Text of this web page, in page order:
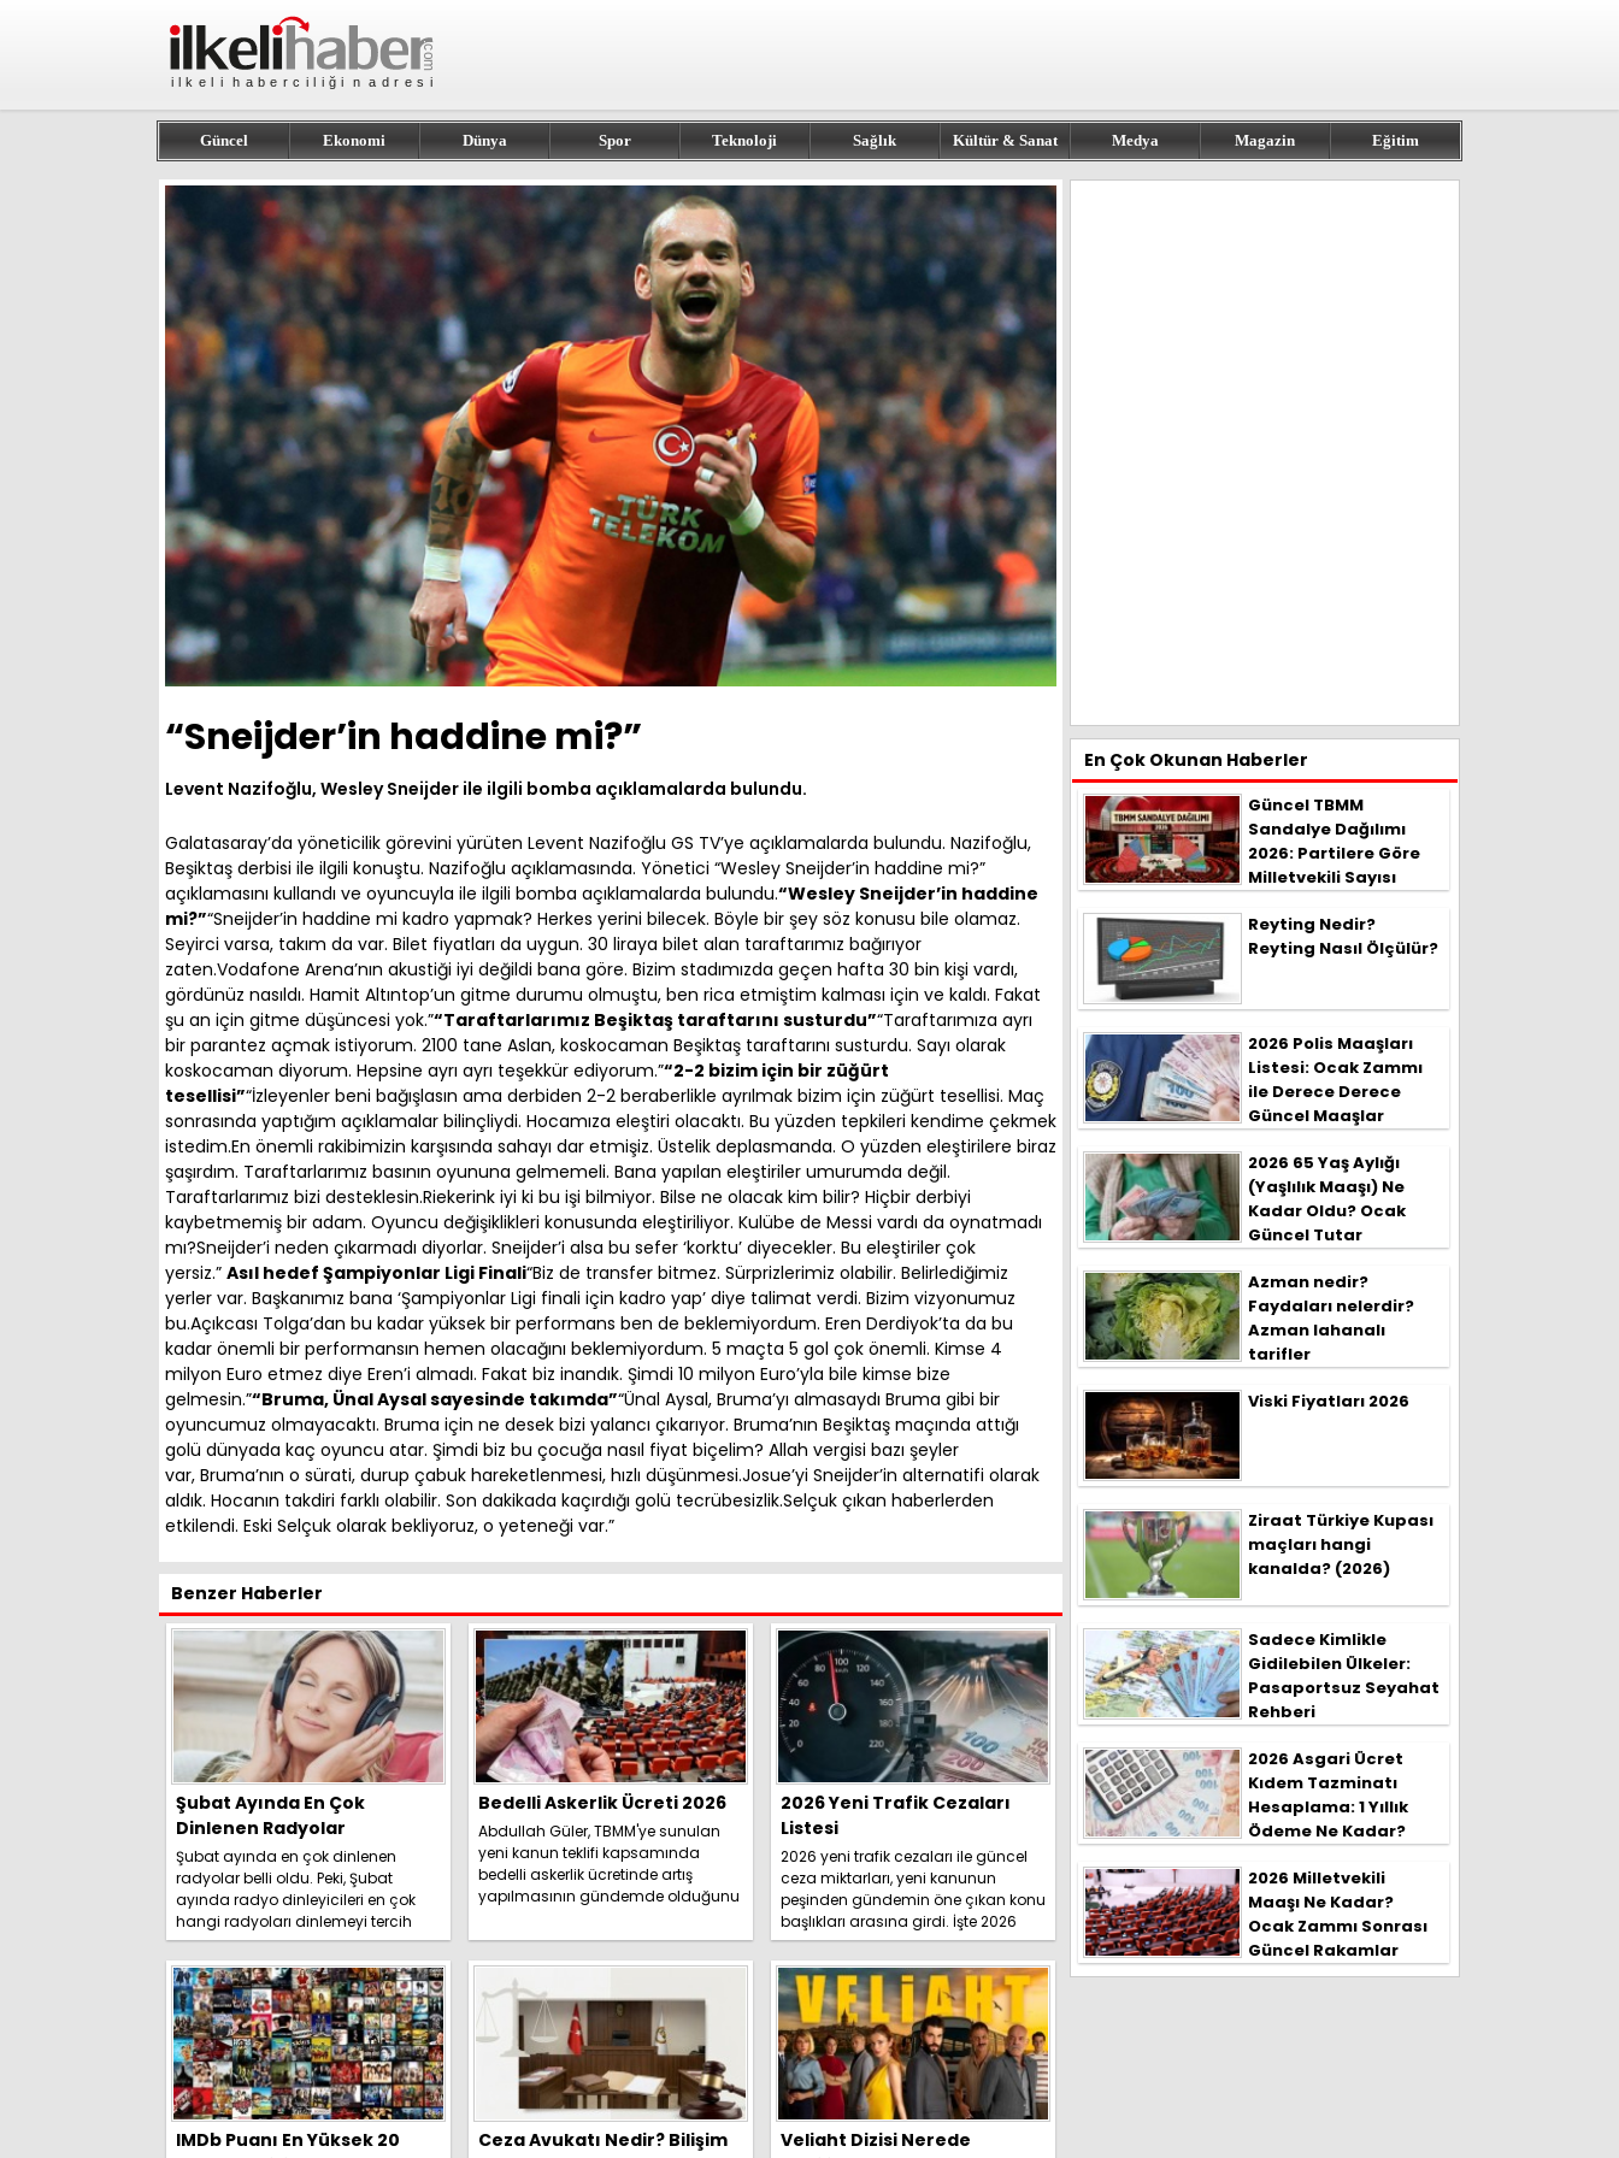
Güncel Ekonomi Dünya Spor Teknoloji Sağlık Kültür & Sanat Medya Magazin Eğitim
“Sneijder’in haddine mi?”
Levent Nazifoğlu, Wesley Sneijder ile ilgili bomba açıklamalarda bulundu.
Galatasaray’da yöneticilik görevini yürüten Levent Nazifoğlu GS TV’ye açıklamalarda bulundu. Nazifoğlu,
Beşiktaş derbisi ile ilgili konuştu. Nazifoğlu açıklamasında. Yönetici “Wesley Sneijder’in haddine mi?”
açıklamasını kullandı ve oyuncuyla ile ilgili bomba açıklamalarda bulundu.“Wesley Sneijder’in haddine
mi?”“Sneijder’in haddine mi kadro yapmak? Herkes yerini bilecek. Böyle bir şey söz konusu bile olamaz.
Seyirci varsa, takım da var. Bilet fiyatları da uygun. 30 liraya bilet alan taraftarımız bağırıyor
zaten.Vodafone Arena’nın akustiği iyi değildi bana göre. Bizim stadımızda geçen hafta 30 bin kişi vardı,
gördünüz nasıldı. Hamit Altıntop’un gitme durumu olmuştu, ben rica etmiştim kalması için ve kaldı. Fakat
şu an için gitme düşüncesi yok.”“Taraftarlarımız Beşiktaş taraftarını susturdu”“Taraftarımıza ayrı
bir parantez açmak istiyorum. 2100 tane Aslan, koskocaman Beşiktaş taraftarını susturdu. Sayı olarak
koskocaman diyorum. Hepsine ayrı ayrı teşekkür ediyorum.”“2-2 bizim için bir züğürt
tesellisi”“İzleyenler beni bağışlasın ama derbiden 2-2 beraberlikle ayrılmak bizim için züğürt tesellisi. Maç
sonrasında yaptığım açıklamalar bilinçliydi. Hocamıza eleştiri olacaktı. Bu yüzden tepkileri kendime çekmek
istedim.En önemli rakibimizin karşısında sahayı dar etmişiz. Üstelik deplasmanda. O yüzden eleştirilere biraz
şaşırdım. Taraftarlarımız basının oyununa gelmemeli. Bana yapılan eleştiriler umurumda değil.
Taraftarlarımız bizi desteklesin.Riekerink iyi ki bu işi bilmiyor. Bilse ne olacak kim bilir? Hiçbir derbiyi
kaybetmemiş bir adam. Oyuncu değişiklikleri konusunda eleştiriliyor. Kulübe de Messi vardı da oynatmadı
mı?Sneijder’i neden çıkarmadı diyorlar. Sneijder’i alsa bu sefer ‘korktu’ diyecekler. Bu eleştiriler çok
yersiz.” Asıl hedef Şampiyonlar Ligi Finali“Biz de transfer bitmez. Sürprizlerimiz olabilir. Belirlediğimiz
yerler var. Başkanımız bana ‘Şampiyonlar Ligi finali için kadro yap’ diye talimat verdi. Bizim vizyonumuz
bu.Açıkcası Tolga’dan bu kadar yüksek bir performans ben de beklemiyordum. Eren Derdiyok’ta da bu
kadar önemli bir performansın hemen olacağını beklemiyordum. 5 maçta 5 gol çok önemli. Kimse 4
milyon Euro etmez diye Eren’i almadı. Fakat biz inandık. Şimdi 10 milyon Euro’yla bile kimse bize
gelmesin.”“Bruma, Ünal Aysal sayesinde takımda”“Ünal Aysal, Bruma’yı almasaydı Bruma gibi bir
oyuncumuz olmayacaktı. Bruma için ne desek bizi yalancı çıkarıyor. Bruma’nın Beşiktaş maçında attığı
golü dünyada kaç oyuncu atar. Şimdi biz bu çocuğa nasıl fiyat biçelim? Allah vergisi bazı şeyler
var, Bruma’nın o sürati, durup çabuk hareketlenmesi, hızlı düşünmesi.Josue’yi Sneijder’in alternatifi olarak
aldık. Hocanın takdiri farklı olabilir. Son dakikada kaçırdığı golü tecrübesizlik.Selçuk çıkan haberlerden
etkilendi. Eski Selçuk olarak bekliyoruz, o yeteneği var.”
Benzer Haberler
Şubat Ayında En Çok
Dinlenen Radyolar
Şubat ayında en çok dinlenen
radyolar belli oldu. Peki, Şubat
ayında radyo dinleyicileri en çok
hangi radyoları dinlemeyi tercih
etti? İşte detaylar.....
Bedelli Askerlik Ücreti 2026
Abdullah Güler, TBMM'ye sunulan
yeni kanun teklifi kapsamında
bedelli askerlik ücretinde artış
yapılmasının gündemde olduğunu
2026 Yeni Trafik Cezaları
Listesi
2026 yeni trafik cezaları ile güncel
ceza miktarları, yeni kanunun
peşinden gündemin öne çıkan konu
başlıkları arasına girdi. İşte 2026
yeni trafik ce...
IMDb Puanı En Yüksek 20
Ceza Avukatı Nedir? Bilişim
Veliaht Dizisi Nerede
En Çok Okunan Haberler
Güncel TBMM
Sandalye Dağılımı
2026: Partilere Göre
Milletvekili Sayısı
Reyting Nedir?
Reyting Nasıl Ölçülür?
2026 Polis Maaşları
Listesi: Ocak Zammı
ile Derece Derece
Güncel Maaşlar
2026 65 Yaş Aylığı
(Yaşlılık Maaşı) Ne
Kadar Oldu? Ocak
Güncel Tutar
Azman nedir?
Faydaları nelerdir?
Azman lahanalı
tarifler
Viski Fiyatları 2026
Ziraat Türkiye Kupası
maçları hangi
kanalda? (2026)
Sadece Kimlikle
Gidilebilen Ülkeler:
Pasaportsuz Seyahat
Rehberi
2026 Asgari Ücret
Kıdem Tazminatı
Hesaplama: 1 Yıllık
Ödeme Ne Kadar?
2026 Milletvekili
Maaşı Ne Kadar?
Ocak Zammı Sonrası
Güncel Rakamlar